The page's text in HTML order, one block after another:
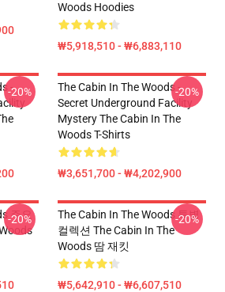
Woods Hoodies
₩5,918,510 - ₩6,883,110
-
-20%
The Cabin In The Woods -
Secret Underground Facility
Mystery The Cabin In The
Woods T-Shirts
₩3,651,700 - ₩4,202,900
-20%
주요
-20%
The Cabin In The Woods 특별
컬렉션 The Cabin In The
Woods 땀 재킷
₩5,642,910 - ₩6,607,510
-20%